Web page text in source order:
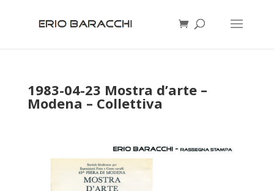
1983-04-23 Mostra d’arte –
Modena – Collettiva